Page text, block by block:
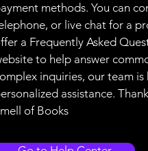
methods. You can
or live chat for a
a Frequently Asked
to help answer
inquiries, our team
assistance.
of Books